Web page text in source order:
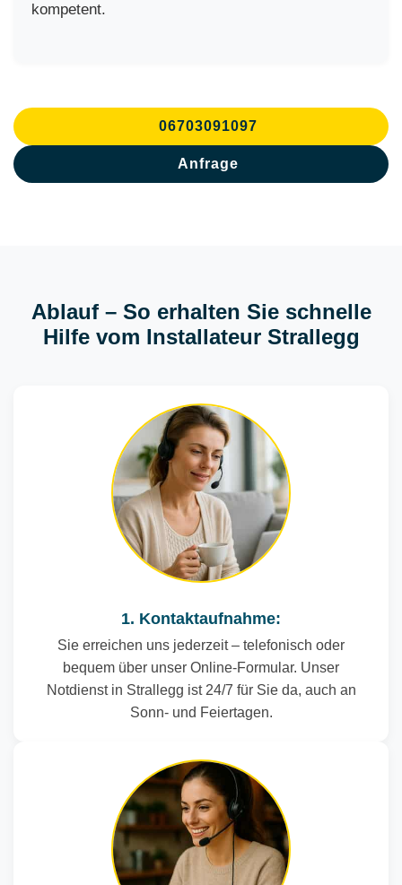
kompetent.
06703091097
Anfrage
Ablauf – So erhalten Sie schnelle
Hilfe vom Installateur Strallegg
1. Kontaktaufnahme:
Sie erreichen uns jederzeit – telefonisch oder
bequem über unser Online-Formular. Unser
Notdienst in Strallegg ist 24/7 für Sie da, auch an
Sonn- und Feiertagen.